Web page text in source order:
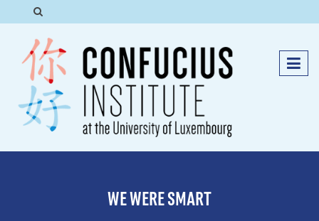
WE WERE SMART